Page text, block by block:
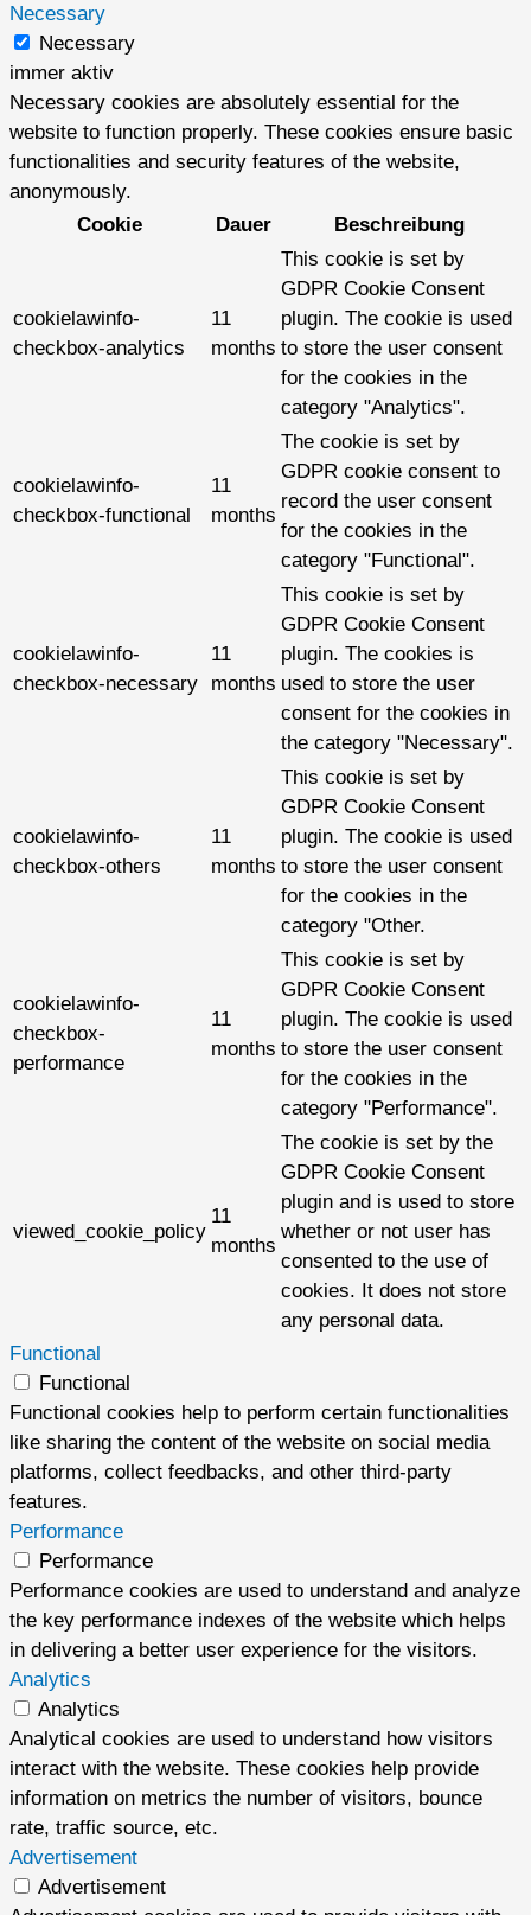
Necessary
Necessary
immer aktiv
Necessary cookies are absolutely essential for the
website to function properly. These cookies ensure basic
functionalities and security features of the website,
anonymously.
Cookie
Dauer Beschreibung
cookielawinfo-
checkbox-analytics
11
months
This cookie is set by
GDPR Cookie Consent
plugin. The cookie is used
to store the user consent
for the cookies in the
category "Analytics".
cookielawinfo-
checkbox-functional
11
months
The cookie is set by
GDPR cookie consent to
record the user consent
for the cookies in the
category "Functional".
cookielawinfo-
checkbox-necessary
11
months
This cookie is set by
GDPR Cookie Consent
plugin. The cookies is
used to store the user
consent for the cookies in
the category "Necessary".
cookielawinfo-
checkbox-others
11
months
This cookie is set by
GDPR Cookie Consent
plugin. The cookie is used
to store the user consent
for the cookies in the
category "Other.
cookielawinfo-
checkbox-
performance
11
months
This cookie is set by
GDPR Cookie Consent
plugin. The cookie is used
to store the user consent
for the cookies in the
category "Performance".
viewed_cookie_policy
11
months
The cookie is set by the
GDPR Cookie Consent
plugin and is used to store
whether or not user has
consented to the use of
cookies. It does not store
any personal data.
Functional
Functional
Functional cookies help to perform certain functionalities
like sharing the content of the website on social media
platforms, collect feedbacks, and other third-party
features.
Performance
Performance
Performance cookies are used to understand and analyze
the key performance indexes of the website which helps
in delivering a better user experience for the visitors.
Analytics
Analytics
Analytical cookies are used to understand how visitors
interact with the website. These cookies help provide
information on metrics the number of visitors, bounce
rate, traffic source, etc.
Advertisement
Advertisement